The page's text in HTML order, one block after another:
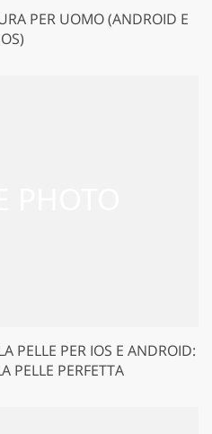
PER UOMO (ANDROID E
PELLE PER IOS E ANDROID:
PELLE PERFETTA